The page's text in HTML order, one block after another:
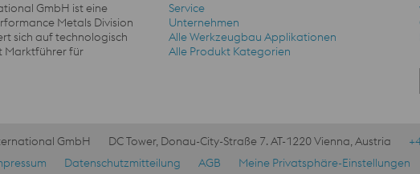
GmbH ist eine
Metals Division
sich auf technologisch
Marktführer für
Direktzugriff Navigation
Service
Unternehmen
Alle Werkzeugbau Applikationen
Alle Produkt Kategorien
GmbH DC Tower, Donau-City-Straße 7. AT-1220 Vienna, Austria
Datenschutzmitteilung AGB Meine Privatsphäre-Einstellungen